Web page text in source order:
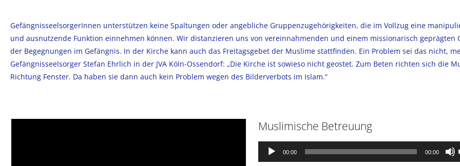
GefängnisseelsorgerInnen unterstützen keine Spaltungen oder angebliche Gruppenzugehörigkeiten, die im Vollzug eine
und ausnutzende Funktion einnehmen können. Wir distanzieren uns von vereinnahmenden und einem missionarisch geprägten
der Begegnungen im Gefängnis. In der Kirche kann auch das Freitagsgebet der Muslime stattfinden. Ein Problem sei das nicht,
Gefängnisseelsorger Stefan Ehrlich in der JVA Köln-Ossendorf: „Die Kirche ist sowieso nicht geostet. Zum Beten richten sich die
Richtung Fenster. Da haben sie dann auch kein Problem wegen des Bilderverbots im Islam.“
Muslimische Betreuung
Audio-
Player
00:00 00:00